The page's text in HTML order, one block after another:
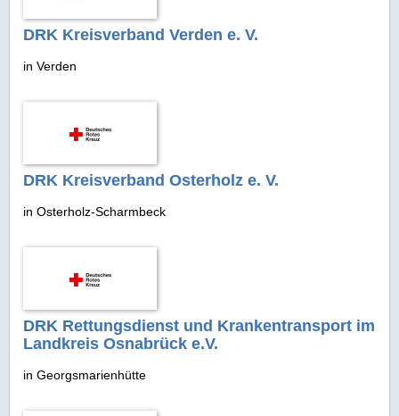
DRK Kreisverband Verden e. V.
in Verden
DRK Kreisverband Osterholz e. V.
in Osterholz-Scharmbeck
DRK Rettungsdienst und Krankentransport im
Landkreis Osnabrück e.V.
in Georgsmarienhütte